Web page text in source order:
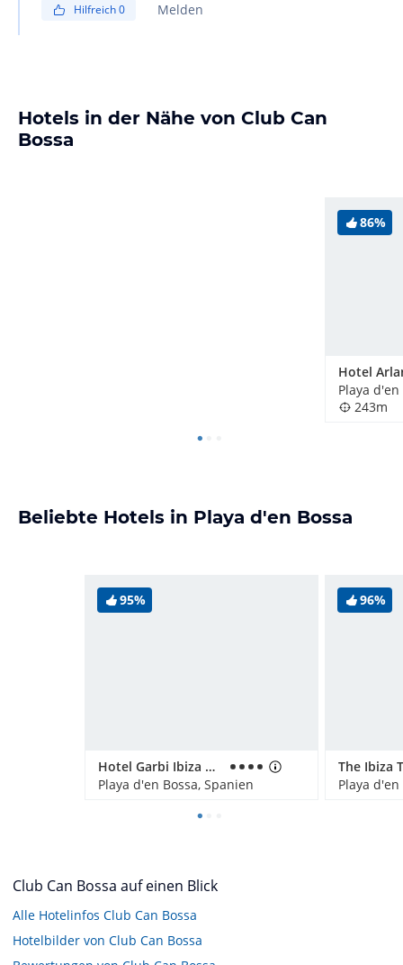
Hilfreich0 Melden
Hotels in der Nähe von Club Can
Bossa
86%
Hotel
Playa
243m
Beliebte Hotels in Playa d'en Bossa
95%
Hotel Garbi Ibiza & Spa/ Sentido Garbi Ibiza Resort & Spa
Playa d'en Bossa, Spanien
96%
The Ibiza
Playa
Club Can Bossa auf einen Blick
Alle Hotelinfos Club Can Bossa
Hotelbilder von Club Can Bossa